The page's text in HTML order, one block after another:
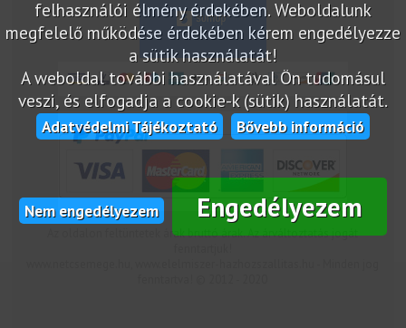
felhasználói élmény érdekében. Weboldalunk
megfelelő működése érdekében kérem engedélyezze
a sütik használatát!
A weboldal további használatával Ön tudomásul
veszi, és elfogadja a cookie-k (sütik) használatát.
Adatvédelmi Tájékoztató Bővebb információ
Nem engedélyezem Engedélyezem
Az oldalon feltüntetek árak bruttó árak. Az árváltoztatás jogát